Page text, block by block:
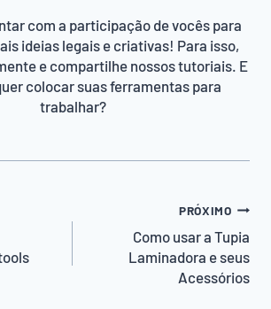
com a participação de vocês para
ideias legais e criativas! Para isso,
e compartilhe nossos tutoriais. E
colocar suas ferramentas para
trabalhar?
PRÓXIMO
Como usar a Tupia
Laminadora e seus
Acessórios